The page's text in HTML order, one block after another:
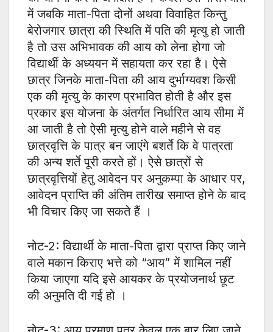
में जबकि माता-पिता दोनों अथवा विवाहित किन्तु
बेरोजगार छात्रा की स्थिति में पति की मृत्यु हो जाती
है तो उस अभिभावक की आय को लेना होगा जो
विद्यार्थी के अध्ययन में सहायता कर रहा है। ऐसे
छात्र जिनके माता-पिता की आय दुर्भाग्यवश किसी
एक की मृत्यु के कारण प्रभावित होती है और इस
प्रकार इस योजना के अंतर्गत निर्धारित आय सीमा में
आ जाती है तो ऐसी मृत्यु होने वाले महीने से वह
छात्रवृत्ति के पात्र बन जाएंगे बशर्ते कि वे पात्रता
की अन्य शर्ते पूरी करते हों। ऐसे छात्रों से
छात्रवृत्तियों हेतु आवेदन पर अनुकम्पा के आधार पर,
आवेदन प्राप्ति की अंतिम तारीख समाप्त होने के बाद
भी विचार किए जा सकते हैं ।
नोट-2: विद्यार्थी के माता-पिता द्वारा प्राप्त किए जाने
वाले मकान किराए भत्ते को “आय” में शामिल नहीं
किया जाएगा यदि इसे आयकर के प्रयोजनार्थ छूट
की अनुमति दी गई हो ।